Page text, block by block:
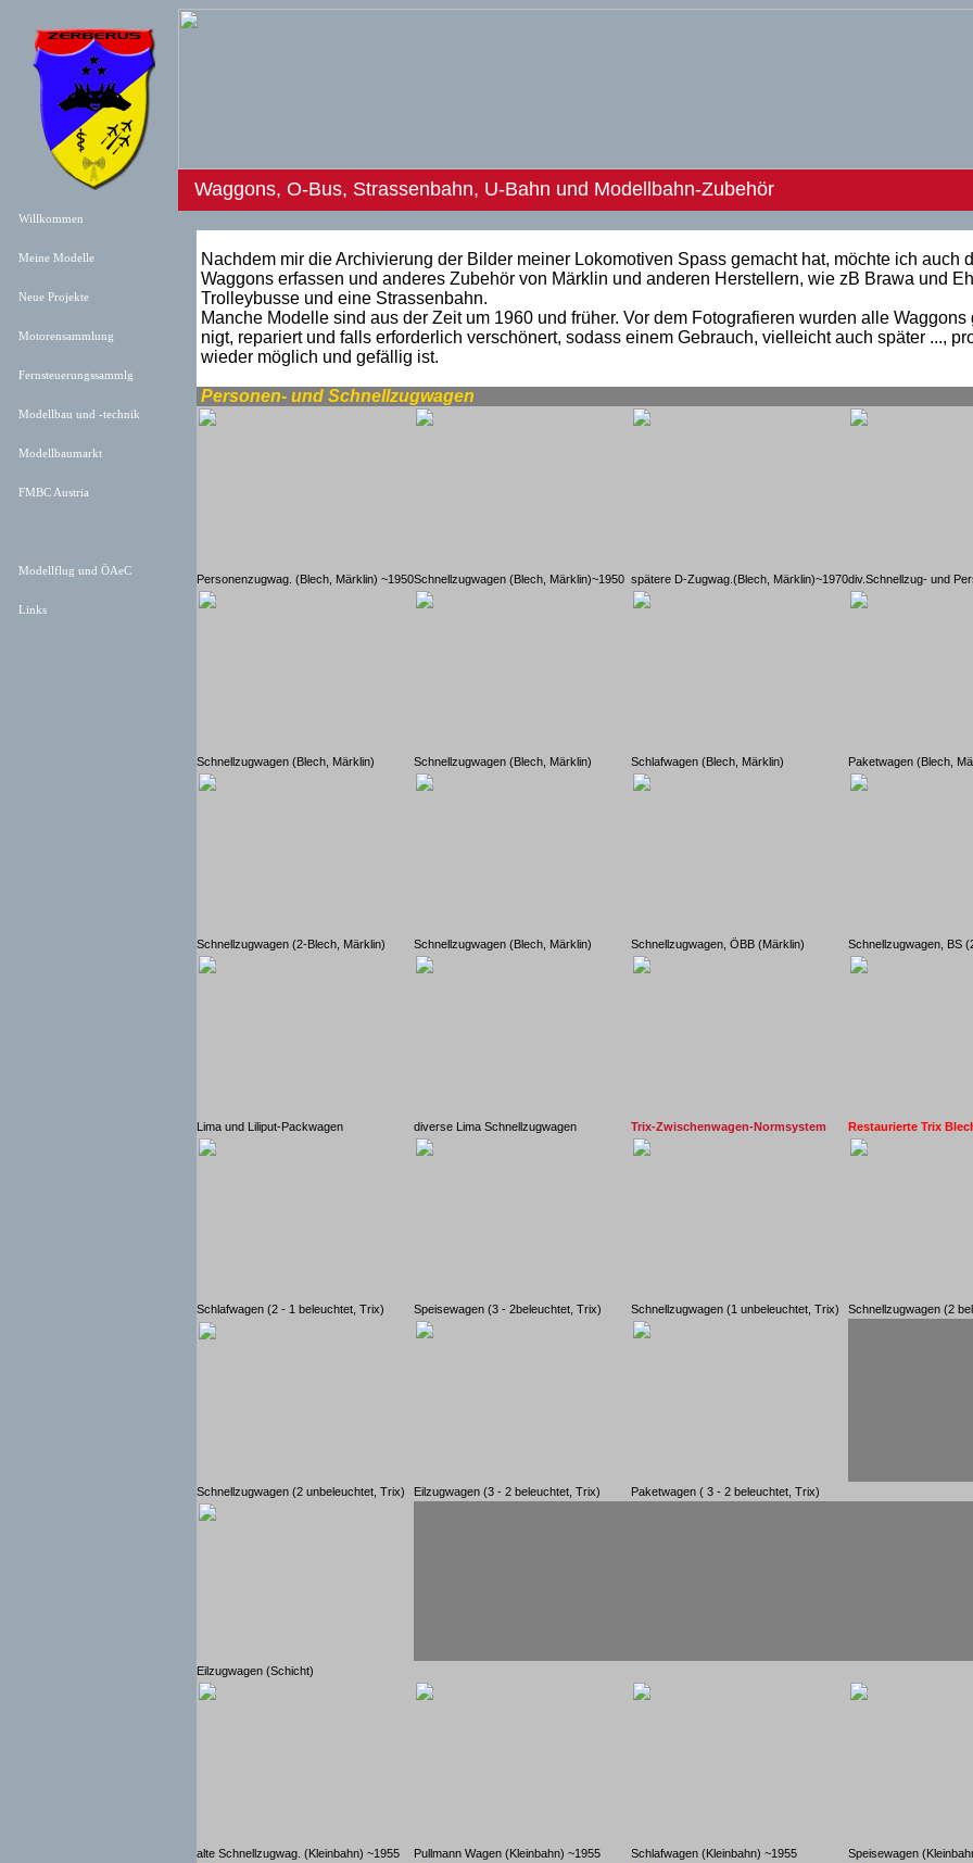
Willkommen
Meine Modelle
Neue Projekte
Motorensammlung
Fernsteuerungssammlg
Modellbau und -technik
Modellbaumarkt
FMBC Austria
Modellflug und ÖAeC
Links
Waggons, O-Bus, Strassenbahn, U-Bahn und Modellbahn-Zubehör
Nachdem mir die Archivierung der Bilder meiner Lokomotiven Spass gemacht hat, möchte ich auch
Waggons erfassen und anderes Zubehör von Märklin und anderen Herstellern, wie zB Brawa und
Trolleybusse und eine Strassenbahn.
Manche Modelle sind aus der Zeit um 1960 und früher. Vor dem Fotografieren wurden alle Waggons
nigt, repariert und falls erforderlich verschönert, sodass einem Gebrauch, vielleicht auch später ...,
wieder möglich und gefällig ist.
Personen- und Schnellzugwagen
Personenzugwag. (Blech, Märklin) ~1950Schnellzugwagen (Blech, Märklin)~1950 spätere D-Zugwag.(Blech, Märklin)~1970div.Schnellzug- und
Schnellzugwagen (Blech, Märklin) Schnellzugwagen (Blech, Märklin) Schlafwagen (Blech, Märklin) Paketwagen (Blech,
Schnellzugwagen (2-Blech, Märklin) Schnellzugwagen (Blech, Märklin) Schnellzugwagen, ÖBB (Märklin) Schnellzugwagen, BS
Lima und Liliput-Packwagen diverse Lima Schnellzugwagen Trix-Zwischenwagen-Normsystem Restaurierte Trix
Schlafwagen (2 - 1 beleuchtet, Trix) Speisewagen (3 - 2beleuchtet, Trix) Schnellzugwagen (1 unbeleuchtet, Trix) Schnellzugwagen (2
Schnellzugwagen (2 unbeleuchtet, Trix) Eilzugwagen (3 - 2 beleuchtet, Trix) Paketwagen ( 3 - 2 beleuchtet, Trix)
Eilzugwagen (Schicht)
alte Schnellzugwag. (Kleinbahn) ~1955 Pullmann Wagen (Kleinbahn) ~1955 Schlafwagen (Kleinbahn) ~1955 Speisewagen